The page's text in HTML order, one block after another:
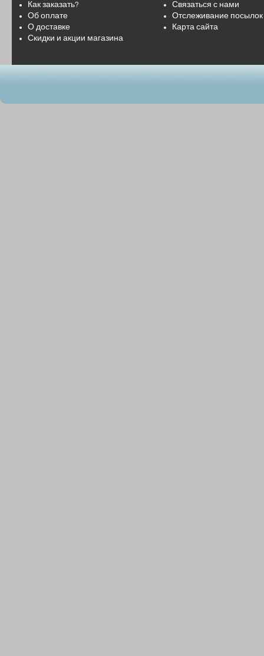
Как заказать?
Об оплате
О доставке
Скидки и акции магазина
Связаться с нами
Отслеживание посылок
Карта сайта